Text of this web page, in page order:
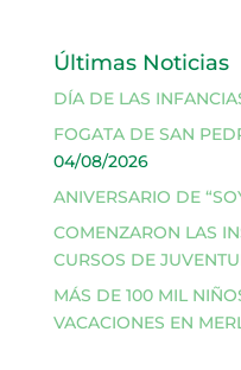
Últimas Noticias
DÍA DE LAS
FOGATA DE SAN
04/08/2026
ANIVERSARIO DE
COMENZARON LAS
CURSOS DE
MÁS DE 100 MIL
VACACIONES EN